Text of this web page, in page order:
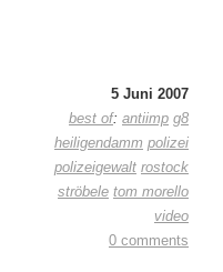
5 Juni 2007
best of: antiimp g8
heiligendamm polizei
polizeigewalt rostock
ströbele tom morello
video
0 comments